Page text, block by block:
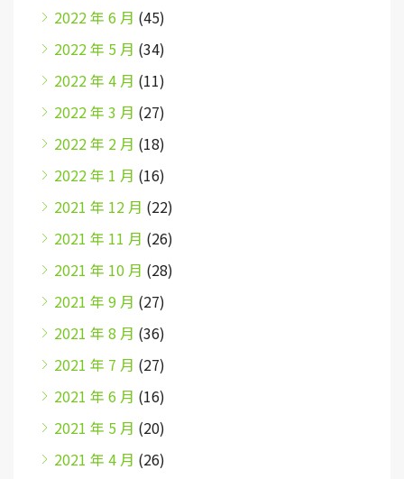
2022 年 6 月 (45)
2022 年 5 月 (34)
2022 年 4 月 (11)
2022 年 3 月 (27)
2022 年 2 月 (18)
2022 年 1 月 (16)
2021 年 12 月 (22)
2021 年 11 月 (26)
2021 年 10 月 (28)
2021 年 9 月 (27)
2021 年 8 月 (36)
2021 年 7 月 (27)
2021 年 6 月 (16)
2021 年 5 月 (20)
2021 年 4 月 (26)